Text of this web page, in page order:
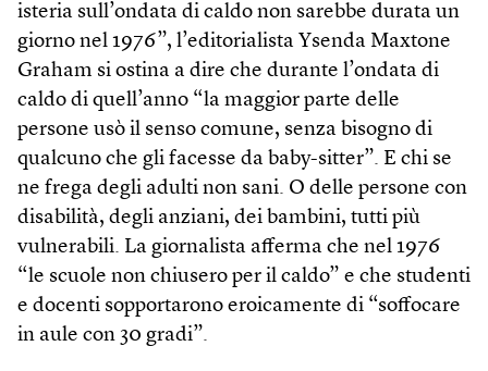
isteria sull’ondata di caldo non sarebbe durata un
giorno nel 1976”, l’editorialista Ysenda Maxtone
Graham si ostina a dire che durante l’ondata di
caldo di quell’anno “la maggior parte delle
persone usò il senso comune, senza bisogno di
qualcuno che gli facesse da baby-sitter”. E chi se
ne frega degli adulti non sani. O delle persone con
disabilità, degli anziani, dei bambini, tutti più
vulnerabili. La giornalista afferma che nel 1976
“le scuole non chiusero per il caldo” e che studenti
e docenti sopportarono eroicamente di “soffocare
in aule con 30 gradi”.